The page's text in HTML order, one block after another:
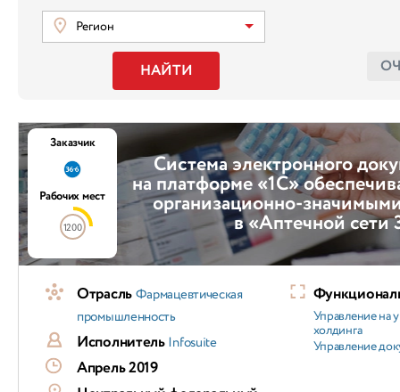
Регион
НАЙТИ
Система электронного
на платформе «1С»
организационно-
в «Аптечной сети
Заказчик
Рабочих мест
1200
ОтрасльФармацевтическая
промышленность
ИсполнительInfosuite
Апрель 2019
Управление на
холдинга
Управление